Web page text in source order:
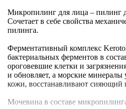
Микропилинг для лица – пилинг
Сочетает в себе свойства
пилинга.
Ферментативный комплекс
бактериальных ферментов в
ороговевшие клетки и
и обновляет, а морские
кожи, восстанавливают сияющий
Мочевина в составе